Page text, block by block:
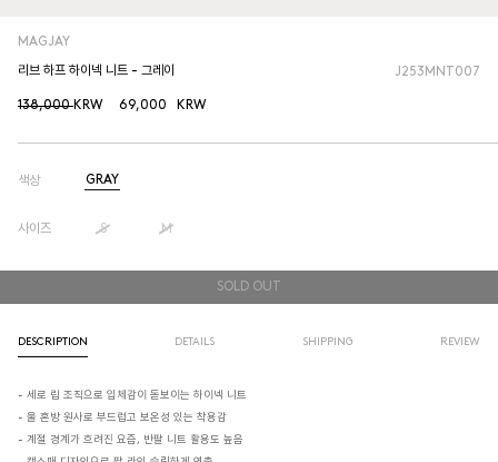
MAGJAY
리브 하프 하이넥 니트 - 그레이 J253MNT007
138,000KRW 69,000 KRW
색상 GRAY
사이즈 S M
SOLD OUT
DESCRIPTION DETAILS SHIPPING REVIEW
- 세로 립 조직으로 입체감이 돋보이는 하이넥 니트
- 울 혼방 원사로 부드럽고 보온성 있는 착용감
- 계절 경계가 흐려진 요즘, 반팔 니트 활용도 높음